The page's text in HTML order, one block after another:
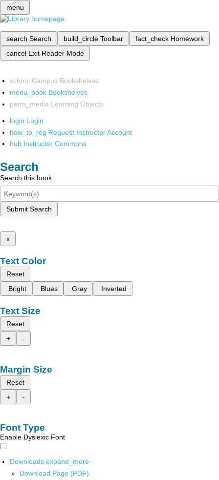
menu
search Search build_circle Toolbar fact_check Homework
cancel Exit Reader Mode
school Campus Bookshelves
menu_book Bookshelves
perm_media Learning Objects
login Login
how_to_reg Request Instructor Account
hub Instructor Commons
Search
Search this book
Submit Search
x
Text Color
Reset
Bright
Blues Gray Inverted
Text Size
Reset
+
-
Margin Size
Reset
+
-
Font Type
Enable Dyslexic Font
Downloads expand_more
Download Page (PDF)